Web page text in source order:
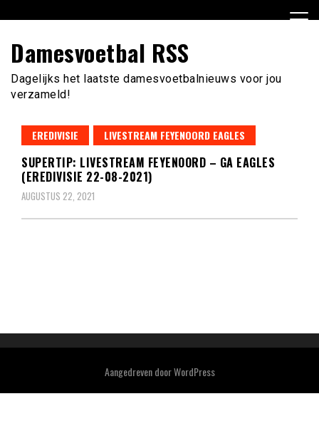
naar
inhoud
Damesvoetbal RSS
Dagelijks het laatste damesvoetbalnieuws voor jou
verzameld!
EREDIVISIE LIVESTREAM FEYENOORD EAGLES
SUPERTIP: LIVESTREAM FEYENOORD – GA EAGLES
(EREDIVISIE 22-08-2021)
AUGUSTUS 22, 2021
Aangedreven doorWordPress